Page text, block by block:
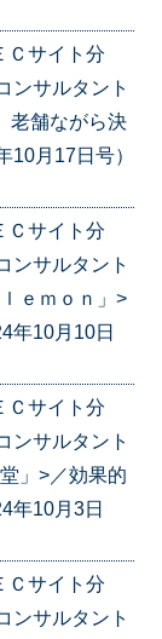
Ｃサイト分
サルタント
舗ながら決
月17日号）
Ｃサイト分
サルタント
ｅｍｏｎ」>
年10月10日
Ｃサイト分
サルタント
」>／効果的
年10月3日
Ｃサイト分
サルタント